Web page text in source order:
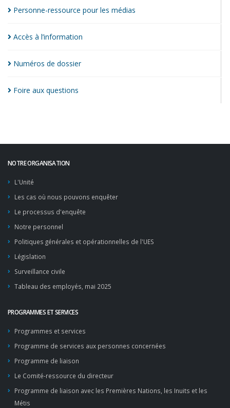
Personne-ressource pour les médias
Accès à l’information
Numéros de dossier
Foire aux questions
NOTRE ORGANISATION
L'Unité
Les cas où nous pouvons enquêter
Le processus d'enquête
Notre personnel
Politiques générales et opérationnelles de l'UES
Législation
Surveillance civile
Tableau des employés, mai 2025
PROGRAMMES ET SERVICES
Programmes et services
Programme de services aux personnes concernées
Programme de liaison
Le Comité-ressource du directeur
Programme de liaison avec les Premières Nations, les Inuits et les
Métis